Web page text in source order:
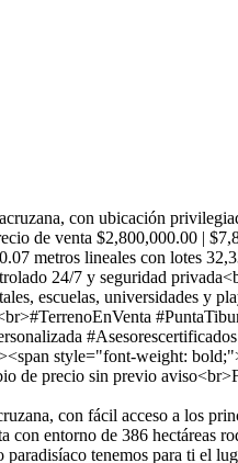
con ubicación
de venta $2,800,000.00 |
metros lineales con lotes
24/7 y seguridad
escuelas, universidades y
style="font-weight:
de precio sin previo
con fácil acceso a los
con entorno de 386 hectáreas
tenemos para ti el